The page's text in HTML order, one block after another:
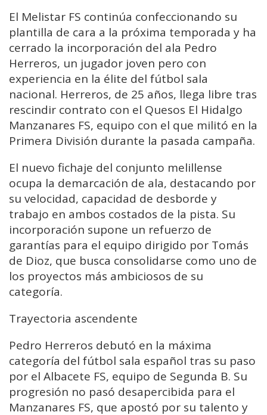
El Melistar FS continúa confeccionando su
plantilla de cara a la próxima temporada y ha
cerrado la incorporación del ala Pedro
Herreros, un jugador joven pero con
experiencia en la élite del fútbol sala
nacional. Herreros, de 25 años, llega libre tras
rescindir contrato con el Quesos El Hidalgo
Manzanares FS, equipo con el que militó en la
Primera División durante la pasada campaña.
El nuevo fichaje del conjunto melillense
ocupa la demarcación de ala, destacando por
su velocidad, capacidad de desborde y
trabajo en ambos costados de la pista. Su
incorporación supone un refuerzo de
garantías para el equipo dirigido por Tomás
de Dioz, que busca consolidarse como uno de
los proyectos más ambiciosos de su
categoría.
Trayectoria ascendente
Pedro Herreros debutó en la máxima
categoría del fútbol sala español tras su paso
por el Albacete FS, equipo de Segunda B. Su
progresión no pasó desapercibida para el
Manzanares FS, que apostó por su talento y